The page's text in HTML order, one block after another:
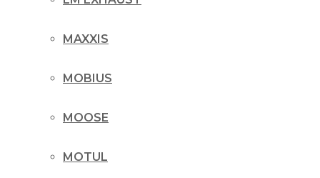
MAXXIS
MOBIUS
MOOSE
MOTUL